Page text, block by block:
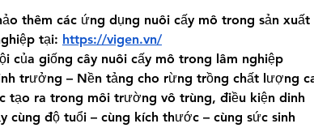
thêm các ứng dụng nuôi cấy mô trong sản xuất
tại: https://vigen.vn/
của giống cây nuôi cấy mô trong lâm nghiệp
trưởng – Nền tảng cho rừng trồng chất lượng
tạo ra trong môi trường vô trùng, điều kiện dinh
cùng độ tuổi – cùng kích thước – cùng sức sinh